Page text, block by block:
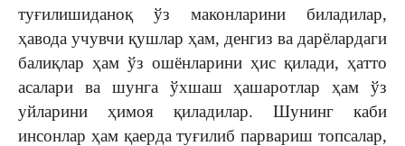
туғилишиданоқ ўз маконларини биладилар,
ҳавода учувчи қушлар ҳам, денгиз ва дарёлардаги
балиқлар ҳам ўз ошёнларини ҳис қилади, ҳатто
асалари ва шунга ўхшаш ҳашаротлар ҳам ўз
уйларини ҳимоя қиладилар. Шунинг каби
инсонлар ҳам қаерда туғилиб парвариш топсалар,